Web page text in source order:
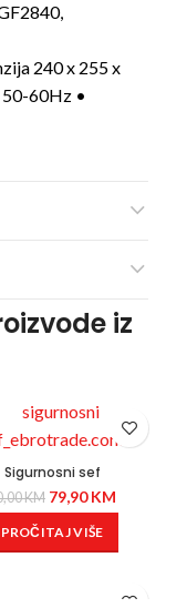
240 x 255 x
50-60Hz •
iz
Sigurnosni sef
KM 79,90KM
PROČITAJ VIŠE